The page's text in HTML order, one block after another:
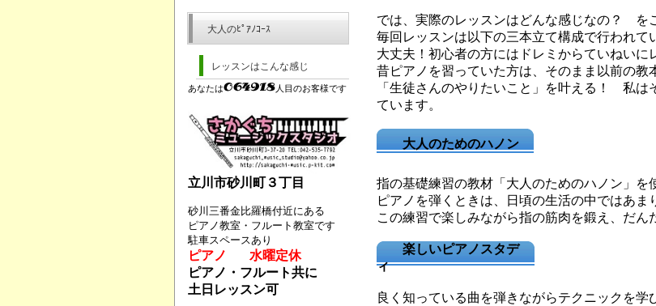
では、実際のレッスンはどんな感じなの？ を
毎回レッスンは以下の三本立て構成で行われて
大丈夫！初心者の方にはドレミからていねいに
昔ピアノを習っていた方は、そのまま以前の教
「生徒さんのやりたいこと」を叶える！ 私は
ています。
大人のためのハノン
指の基礎練習の教材「大人のためのハノン」を
ピアノを弾くときは、日頃の生活の中ではあま
この練習で楽しみながら指の筋肉を鍛え、だん
楽しいピアノスタデ
ィ
良く知っている曲を弾きながらテクニックを学
大人のﾋﾟｱﾉｺｰｽ
レッスンはこんな感じ
あなたは 人目のお客様です
立川市砂川町３丁目
砂川三番金比羅橋付近にある
ピアノ教室・フルート教室です
駐車スペースあり
ピアノ 水曜定休
ピアノ・フルート共に
土日レッスン可